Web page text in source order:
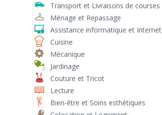
Transport et Livraisons de courses
Ménage et Repassage
Assistance informatique et Internet
Cuisine
Mécanique
Jardinage
Couture et Tricot
Lecture
Bien-être et Soins esthétiques